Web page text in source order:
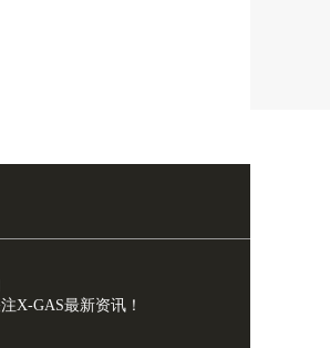
X-GAS最新资讯！